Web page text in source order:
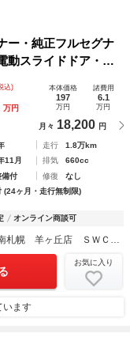
・純正フルセグナ
動スライドドア・前
ンダコネクト対応
従型クルコン Ｄレ
込)
万円
本体価格
197
万円
諸費用
6.1
万円
月々 18,200 円
走行
1.8万km
11月 排気
660cc
備付 修復
なし
(24ヶ月・走行無制限)
オンライン商談可
Ｈｏｎｄａ Ｃａｒｓ 南札幌 羊ヶ丘店 ＳＷＣホンダ株式会社
お気に入り
います